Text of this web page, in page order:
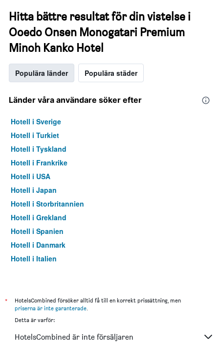
Hitta bättre resultat för din vistelse i
Ooedo Onsen Monogatari Premium
Minoh Kanko Hotel
Populära länder Populära städer
Länder våra användare söker efter
Hotell i Sverige
Hotell i Turkiet
Hotell i Tyskland
Hotell i Frankrike
Hotell i USA
Hotell i Japan
Hotell i Storbritannien
Hotell i Grekland
Hotell i Spanien
Hotell i Danmark
Hotell i Italien
*
HotelsCombined försöker alltid få till en korrekt prissättning, men
priserna är inte garanterade.
Detta är varför:
HotelsCombined är inte försäljaren